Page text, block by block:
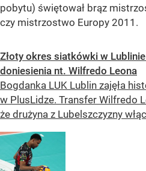
pobytu) świętował brąz
czy mistrzostwo Europy 2011.
Złoty okres siatkówki w
doniesienia nt. Wilfredo Leona
Bogdanka LUK Lublin zajęła
w PlusLidze. Transfer Wilfredo
że drużyna z Lubelszczyzny